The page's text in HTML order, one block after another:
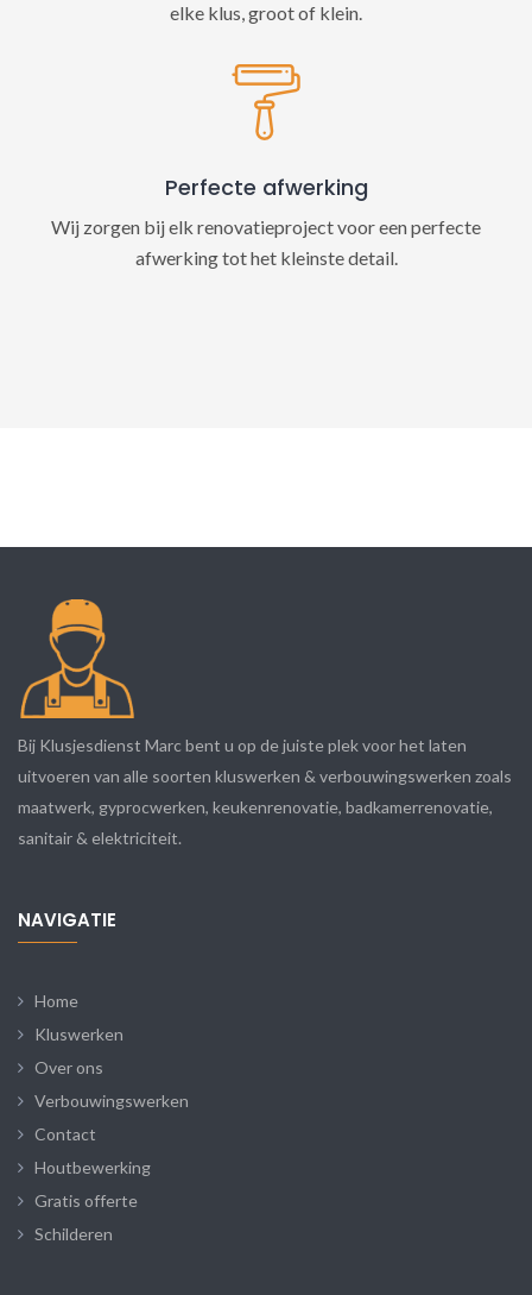
elke klus, groot of klein.
Perfecte afwerking
Wij zorgen bij elk renovatieproject voor een perfecte
afwerking tot het kleinste detail.
Bij Klusjesdienst Marc bent u op de juiste plek voor het laten
uitvoeren van alle soorten kluswerken & verbouwingswerken zoals
maatwerk, gyprocwerken, keukenrenovatie, badkamerrenovatie,
sanitair & elektriciteit.
NAVIGATIE
Home
Kluswerken
Over ons
Verbouwingswerken
Contact
Houtbewerking
Gratis offerte
Schilderen